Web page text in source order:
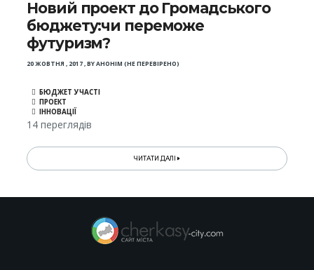
Новий проект до Громадського
бюджету:чи переможе
футуризм?
20 ЖОВТНЯ , 2017,BYАНОНІМ (НЕ ПЕРЕВІРЕНО)
БЮДЖЕТ УЧАСТІ
ПРОЕКТ
ІННОВАЦІЇ
14 переглядів
ЧИТАТИ ДАЛІ